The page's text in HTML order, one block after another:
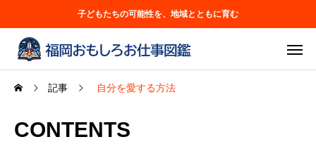
子どもたちの可能性を、地域とともに育む
記事 自分を愛する方法
CONTENTS